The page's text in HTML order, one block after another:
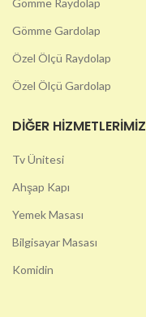
Gömme Raydolap
Gömme Gardolap
Özel Ölçü Raydolap
Özel Ölçü Gardolap
DIĞER HIZMETLERIMIZ
Tv Ünitesi
Ahşap Kapı
Yemek Masası
Bilgisayar Masası
Komidin